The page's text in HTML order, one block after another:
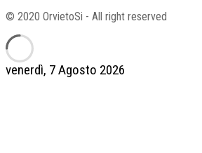
venerdì, 7 Agosto 2026
© 2020 OrvietoSi - All right reserved